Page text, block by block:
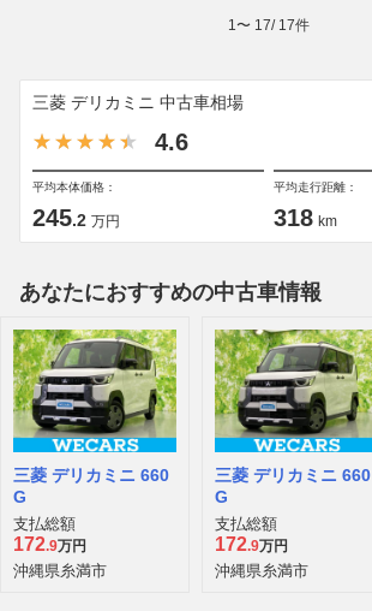
1 〜 17/ 17件
三菱 デリカミニ 中古車相場
4.6
平均本体価格：
245.2 万円
平均走行距離：
318 km
あなたにおすすめの中古車情報
三菱 デリカミニ 660
G
支払総額
172.9万円
沖縄県糸満市
三菱 デリカミニ 660
G
支払総額
172.9万円
沖縄県糸満市